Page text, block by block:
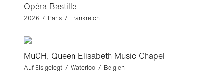
Opéra Bastille
2026 / Paris / Frankreich
MuCH, Queen Elisabeth Music Chapel
Auf Eis gelegt / Waterloo / Belgien